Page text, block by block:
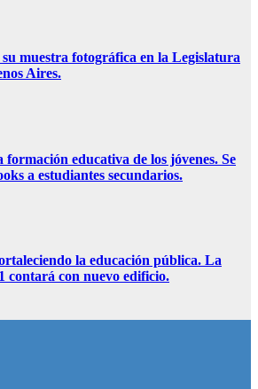
muestra fotográfica en la Legislatura
Aires.
educativa de los jóvenes. Se
a estudiantes secundarios.
la educación pública. La
contará con nuevo edificio.